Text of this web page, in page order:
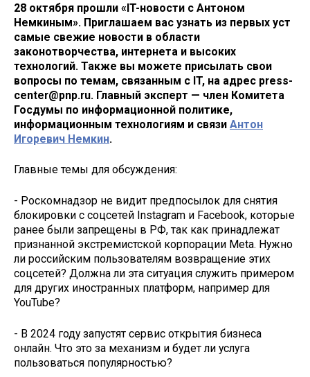
28 октября прошли «IT-новости с Антоном
Немкиным». Приглашаем вас узнать из первых уст
самые свежие новости в области
законотворчества, интернета и высоких
технологий. Также вы можете присылать свои
вопросы по темам, связанным с IT, на адрес press-
center@pnp.ru. Главный эксперт — член Комитета
Госдумы по информационной политике,
информационным технологиям и связи Антон
Игоревич Немкин.
Главные темы для обсуждения:
- Роскомнадзор не видит предпосылок для снятия
блокировки с соцсетей Instagram и Facebook, которые
ранее были запрещены в РФ, так как принадлежат
признанной экстремистской корпорации Meta. Нужно
ли российским пользователям возвращение этих
соцсетей? Должна ли эта ситуация служить примером
для других иностранных платформ, например для
YouTube?
- В 2024 году запустят сервис открытия бизнеса
онлайн. Что это за механизм и будет ли услуга
пользоваться популярностью?